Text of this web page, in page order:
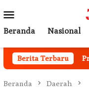
ke
kontenMobile
Beranda Nasional
Berita Terbaru
Berjalan
Beranda Daerah